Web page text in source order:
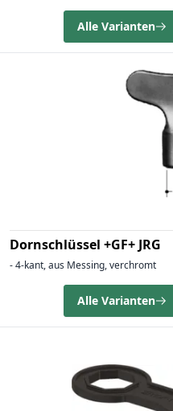
Alle Varianten
Dornschlüssel +GF+ JRG
- 4-kant, aus Messing, verchromt
Alle Varianten